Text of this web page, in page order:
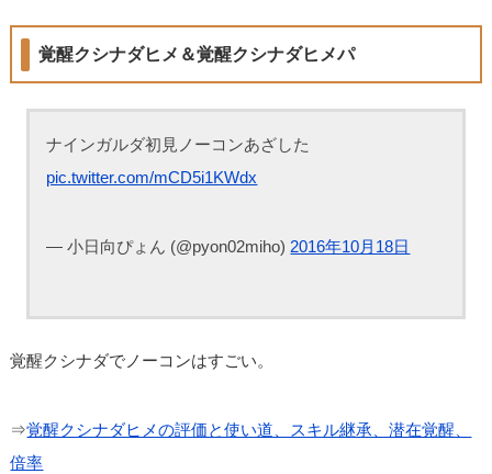
覚醒クシナダヒメ＆覚醒クシナダヒメパ
ナインガルダ初見ノーコンあざした
pic.twitter.com/mCD5i1KWdx
— 小日向ぴょん (@pyon02miho) 2016年10月18日
覚醒クシナダでノーコンはすごい。
⇒覚醒クシナダヒメの評価と使い道、スキル継承、潜在覚醒、
倍率